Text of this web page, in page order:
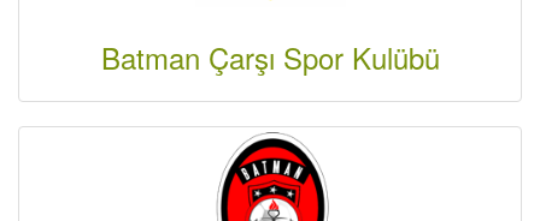
Batman Çarşı Spor Kulübü